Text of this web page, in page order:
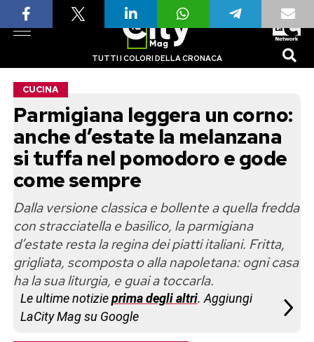
TUTTI I COLORI DELLA CRONACA
CUCINA
Parmigiana leggera un corno:
anche d’estate la melanzana
si tuffa nel pomodoro e gode
come sempre
Dalla versione classica e bollente a quella fredda
con stracciatella e basilico, la parmigiana
d’estate resta la regina dei piatti italiani. Fritta,
grigliata, scomposta o alla napoletana: ogni casa
ha la sua liturgia, e guai a toccarla.
Le ultime notizieprima degli altri. Aggiungi
LaCity Mag su Google